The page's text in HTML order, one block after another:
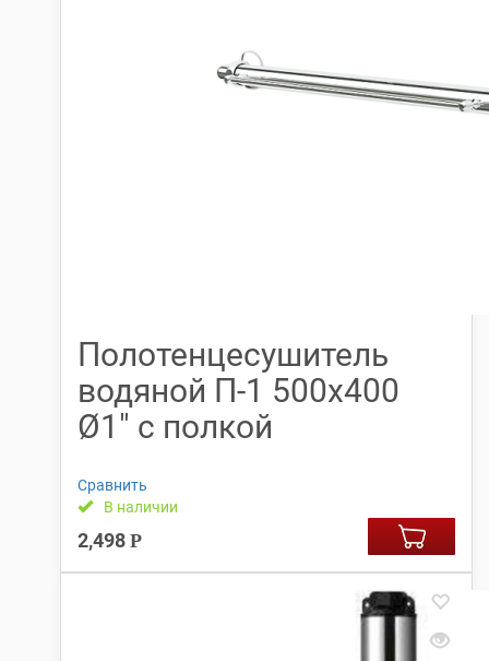
Полотенцесушитель
водяной П-1 500х400
Ø1″ с полкой
Сравнить
В наличии
2,498 Р